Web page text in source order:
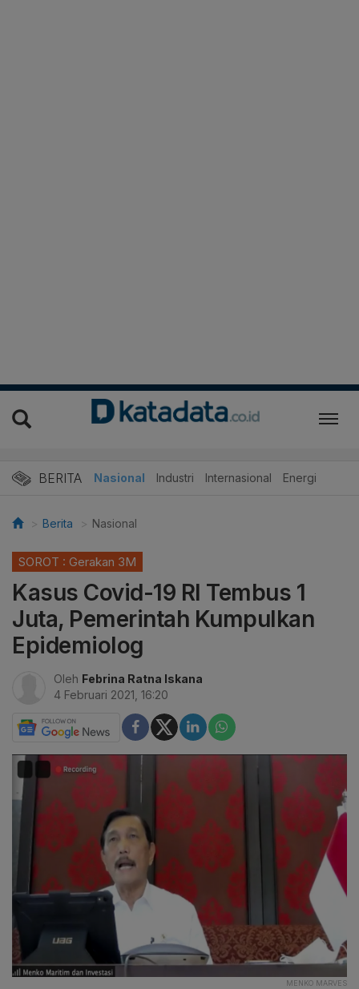
BERITA Nasional Industri Internasional Energi
Berita Nasional
SOROT : Gerakan 3M
Kasus Covid-19 RI Tembus 1
Juta, Pemerintah Kumpulkan
Epidemiolog
Oleh Febrina Ratna Iskana
4 Februari 2021, 16:20
MENKO MARVES